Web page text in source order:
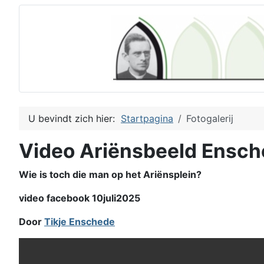
U bevindt zich hier: Startpagina Fotogalerij
Video Ariënsbeeld
Wie is toch die man op het Ariënsplein?
video facebook 10juli2025
Door Tikje Enschede